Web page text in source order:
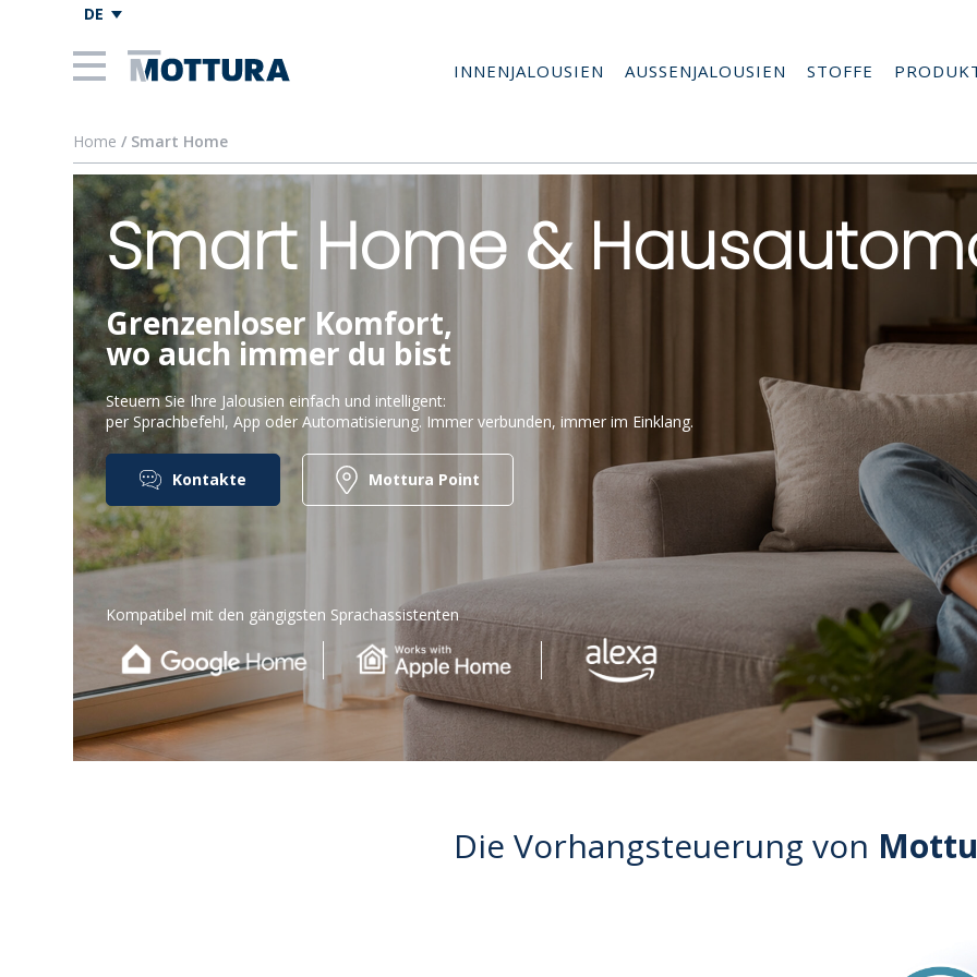
DE
INNENJALOUSIEN AUSSENJALOUSIEN STOFFE
Home / Smart Home
Smart Home &
Grenzenloser Komfort,
wo auch immer du bist
Steuern Sie Ihre Jalousien einfach und intelligent:
per Sprachbefehl, App oder Automatisierung. Immer verbunden, immer im Einklang.
Kontakte Mottura Point
Kompatibel mit den gängigsten Sprachassistenten
Die Vorhangsteuerung von